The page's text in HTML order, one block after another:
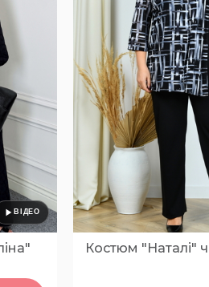
Костюм "Наталі"